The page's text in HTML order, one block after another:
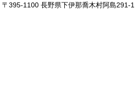
〒395-1100 長野県下伊那喬木村阿島291-1